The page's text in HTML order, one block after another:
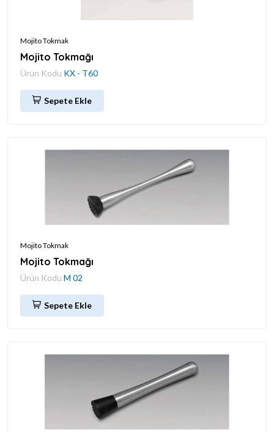
Mojito Tokmak
Mojito Tokmağı
Ürün Kodu KX - T60
Sepete Ekle
Mojito Tokmak
Mojito Tokmağı
Ürün Kodu M 02
Sepete Ekle